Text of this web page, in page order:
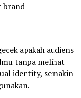
brand
apakah audiens
tanpa melihat
identity, semakin